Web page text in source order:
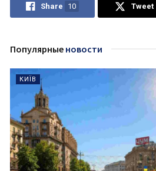
Share 10 Tweet
Популярные новости
КИЇВ